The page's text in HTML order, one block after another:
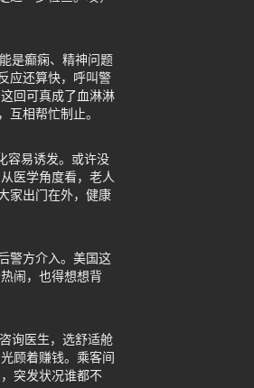
是癫痫、精神问题
应还算快，呼叫警
回可真成了血淋淋
相帮忙制止。
容易诱发。或许没
医学角度看，老人
家出门在外，健康
警方介入。美国这
闹，也得想想背
询医生，选舒适舱
顾着赚钱。乘客间
突发状况谁都不